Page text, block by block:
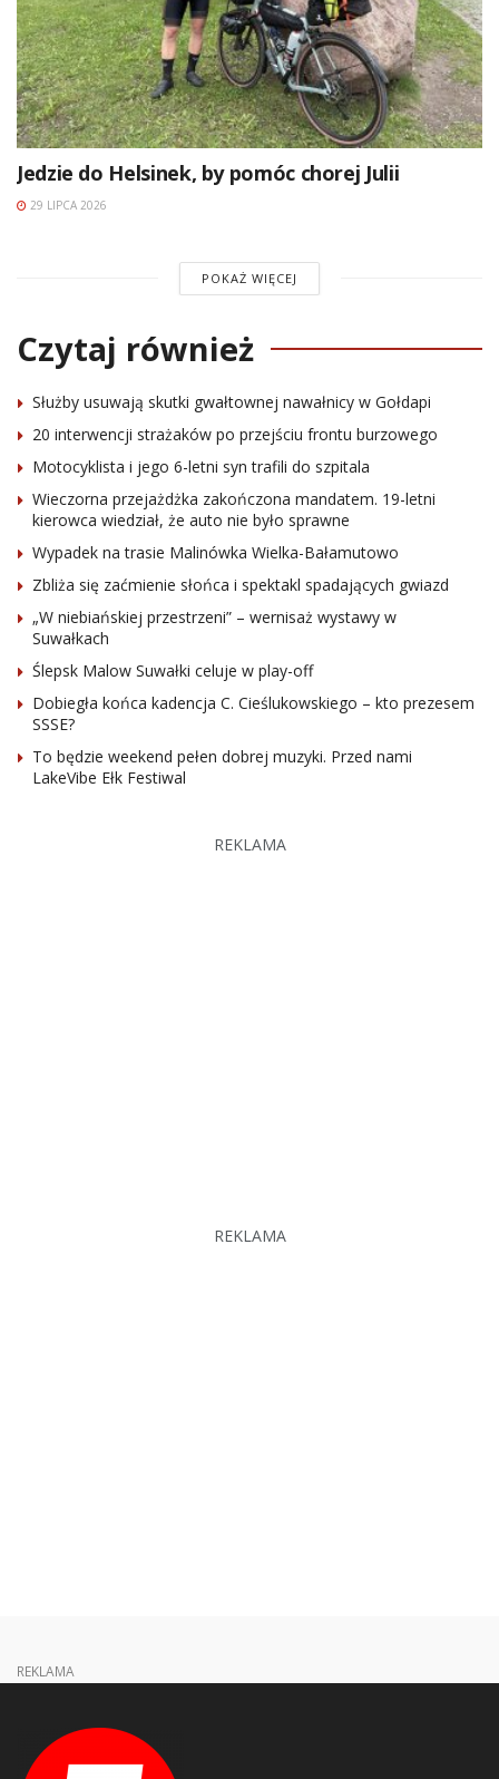
Jedzie do Helsinek, by pomóc chorej Julii
29 LIPCA 2026
POKAŻ WIĘCEJ
Czytaj również
Służby usuwają skutki gwałtownej nawałnicy w Gołdapi
20 interwencji strażaków po przejściu frontu burzowego
Motocyklista i jego 6-letni syn trafili do szpitala
Wieczorna przejażdżka zakończona mandatem. 19-letni
kierowca wiedział, że auto nie było sprawne
Wypadek na trasie Malinówka Wielka-Bałamutowo
Zbliża się zaćmienie słońca i spektakl spadających gwiazd
„W niebiańskiej przestrzeni” – wernisaż wystawy w
Suwałkach
Ślepsk Malow Suwałki celuje w play-off
Dobiegła końca kadencja C. Cieślukowskiego – kto prezesem
SSSE?
To będzie weekend pełen dobrej muzyki. Przed nami
LakeVibe Ełk Festiwal
REKLAMA
REKLAMA
REKLAMA